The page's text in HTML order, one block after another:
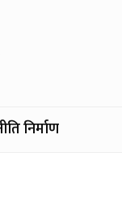
निर्माण